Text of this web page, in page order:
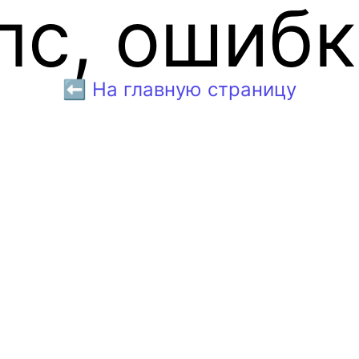
⬅️ На главную страницу